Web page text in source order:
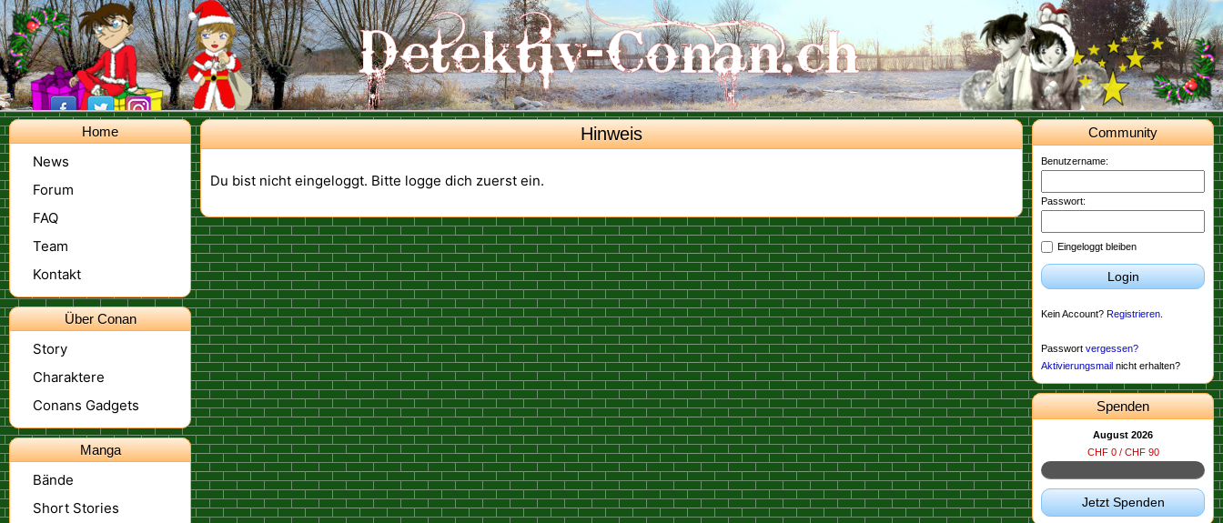
Home
News
Forum
FAQ
Team
Kontakt
Über Conan
Story
Charaktere
Conans Gadgets
Manga
Bände
Short Stories
Community
Benutzername:
Passwort:
Eingeloggt bleiben
Login
Kein Account? Registrieren
Passwort vergessen?
Aktivierungsmail nicht erhalten?
Spenden
August 2026
CHF 0 / CHF 90
Jetzt Spenden
Hinweis
Du bist nicht eingeloggt. Bitte logge dich zuerst ein.